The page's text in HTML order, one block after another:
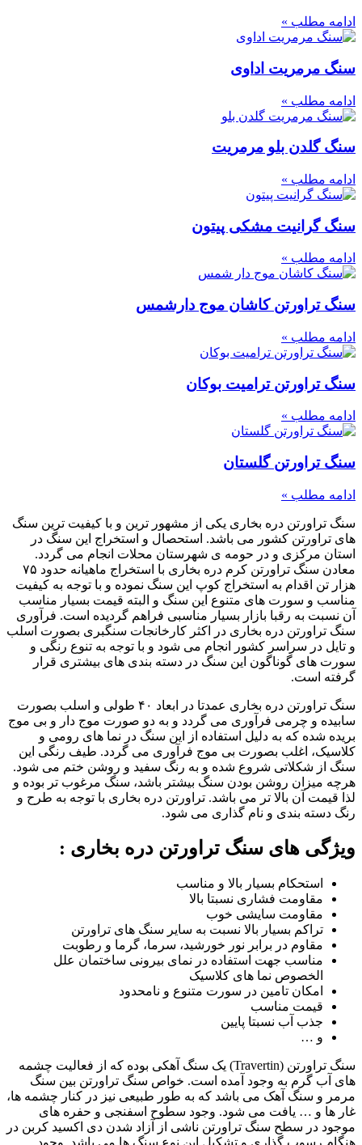
ادامه مطلب »
سنگ مرمریت اداوی
ادامه مطلب »
سنگ گلدن بلو مرمریت
ادامه مطلب »
سنگ گرانیت مشکی پیتون
ادامه مطلب »
سنگ تراورتن کاشان موج دارشمس
ادامه مطلب »
سنگ تراورتن ترامیت بوکان
ادامه مطلب »
سنگ تراورتن گلستان
ادامه مطلب »
سنگ تراورتن دره بخاری یکی از مشهور ترین و با کیفیت ترین سنگ
های تراورتن کشور می باشد. استحصال و استخراج این سنگ در
استان مرکزی و در حومه ی شهرستان محلات انجام می گردد.
معادن سنگ تراورتن کرم دره بخاری با استخراج ماهیانه حدود ۷۵
هزار تن اقدام به استخراج کوپ این سنگ نموده و با توجه به کیفیت
مناسب و سورت های متنوع این سنگ و البته قیمت بسیار مناسب
آن نسبت به رقبا بازار بسیار مناسبی فراهم گردیده است. فرآوری
سنگ تراورتن دره بخاری در اکثر کارخانجات سنگبری بصورت اسلب
و تایل در سراسر کشور انجام می شود و با توجه به تنوع رنگی و
سورت های گوناگون این سنگ در دسته بندی های بیشتری قرار
گرفته است.
سنگ تراورتن دره بخاری عمدتا در ابعاد ۴۰ طولی و اسلب بصورت
سابیده و چرمی فرآوری می گردد و به دو صورت موج دار و بی موج
بریده شده که به دلیل استفاده از این سنگ در نما های رومی و
کلاسیک، اغلب بصورت بی موج فرآوری می گردد. طیف رنگی این
سنگ از شکلاتی شروع شده و به رنگ سفید و روشن ختم می شود.
هرچه میزان روشن بودن سنگ بیشتر باشد، سنگ مرغوب تر بوده و
لذا قیمت آن بالا تر می باشد. تراورتن دره بخاری با توجه به طرح و
رنگ دسته بندی و نام گذاری می شود.
ویژگی های سنگ تراورتن دره بخاری :
استحکام بسیار بالا و مناسب
مقاومت فشاری نسبتا بالا
مقاومت سایشی خوب
تراکم بسیار بالا نسبت به سایر سنگ های تراورتن
مقاوم در برابر نور خورشید، سرما، گرما و رطوبت
مناسب جهت استفاده در نمای بیرونی ساختمان علل
الخصوص نما های کلاسیک
امکان تامین در سورت متنوع و نامحدود
قیمت مناسب
جذب آب نسبتا پایین
و …
سنگ تراورتن (Travertin) یک سنگ آهکی بوده که از فعالیت چشمه
های آب گرم به وجود آمده است. خواص سنگ تراورتن بین سنگ
مرمر و سنگ آهک می باشد که به طور طبیعی نیز در کنار چشمه ها،
غار ها و … یافت می شود. وجود سطوح اسفنجی و حفره های
موجود در سطح سنگ تراورتن ناشی از آزاد شدن دی اکسید کربن در
هنگام رسوب گذاری و تشکیل این نوع سنگ ها می باشد. وجود